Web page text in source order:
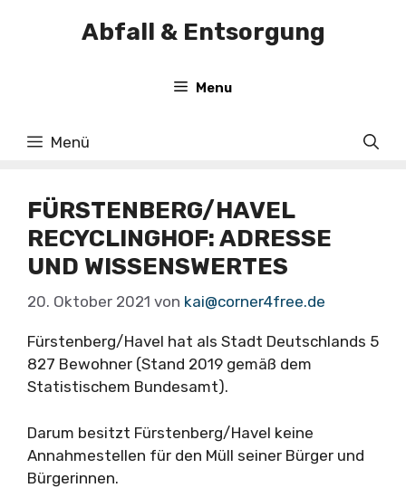
Abfall & Entsorgung
Menu
Menü
FÜRSTENBERG/HAVEL
RECYCLINGHOF: ADRESSE
UND WISSENSWERTES
20. Oktober 2021 von kai@corner4free.de
Fürstenberg/Havel hat als Stadt Deutschlands 5
827 Bewohner (Stand 2019 gemäß dem
Statistischem Bundesamt).
Darum besitzt Fürstenberg/Havel keine
Annahmestellen für den Müll seiner Bürger und
Bürgerinnen.